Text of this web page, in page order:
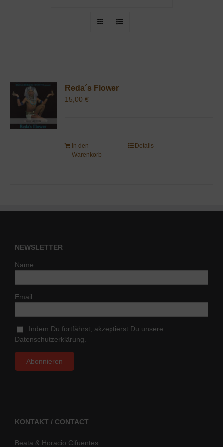
Reda´s Flower
15,00€
In den
Warenkorb
Details
NEWSLETTER
Name
Email
Indem Du fortfährst, akzeptierst Du unsere
Datenschutzerklärung.
KONTAKT / CONTACT
Beata & Horacio Cifuentes